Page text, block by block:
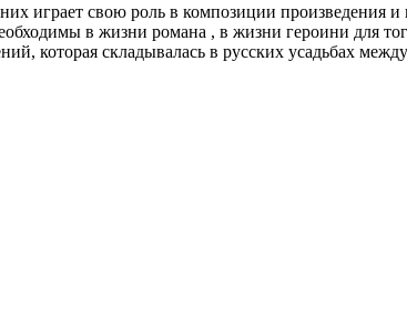
играет свою роль в композиции произведения и
в жизни романа , в жизни героини для
которая складывалась в русских усадьбах